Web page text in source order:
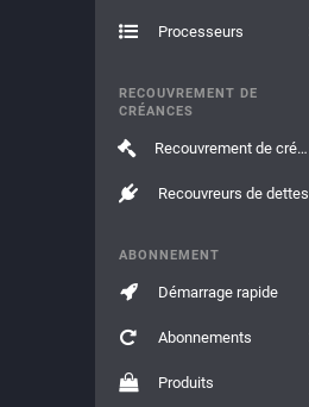
Processeurs
RECOUVREMENT DE
CRÉANCES
Recouvrement de créances
Recouvreurs de dettes
ABONNEMENT
Démarrage rapide
Abonnements
Produits